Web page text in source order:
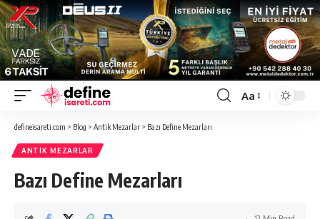
Font
Aa
defineisareti.com > Blog > Antik Mezarlar > Bazı Define Mezarları
ANTIK MEZARLAR
Bazı Define Mezarları